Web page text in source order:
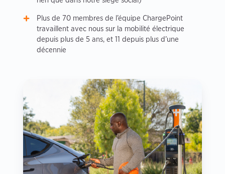
Plus de 70 membres de l’équipe ChargePoint
travaillent avec nous sur la mobilité électrique
depuis plus de 5 ans, et 11 depuis plus d’une
décennie